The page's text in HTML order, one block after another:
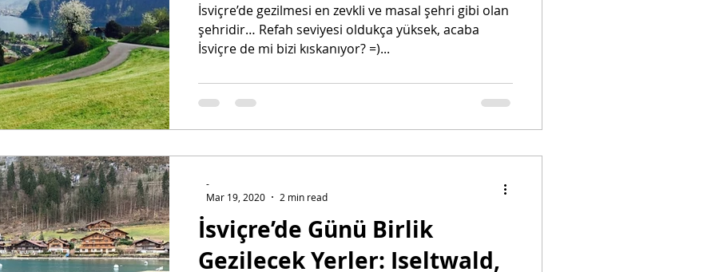
İsviçre’de gezilmesi en zevkli ve masal şehri gibi olan
şehridir… Refah seviyesi oldukça yüksek, acaba
İsviçre de mi bizi kıskanıyor? =)...
İsviçre’de Günü Birlik
Gezilecek Yerler: Iseltwald,
-
Mar 19, 2020
2 min read